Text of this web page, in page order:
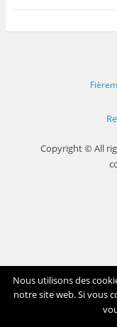
Copyright © All
Nous utilisons des
notre site web. Si vous